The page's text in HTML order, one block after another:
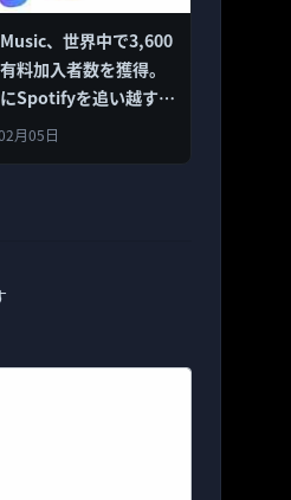
、世界中で3,600
料加入者数を獲得。
Spotifyを追い越す勢
月05日